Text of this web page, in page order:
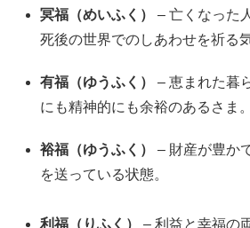
冥福（めいふく）
– 亡くなった
死後の世界でのしあわせを祈る
有福（ゆうふく）
– 恵まれた暮
にも精神的にも余裕のあるさま。
裕福（ゆうふく）
– 財産が豊か
を送っている状態。
利福（りふく） – 利益と幸福の